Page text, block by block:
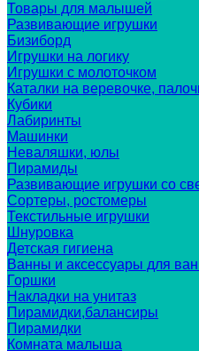
Товары для малышей
Развивающие игрушки
Бизиборд
Игрушки на логику
Игрушки с молоточком
Каталки на веревочке,
Кубики
Лабиринты
Машинки
Неваляшки, юлы
Пирамиды
Развивающие игрушки со
Сортеры, ростомеры
Текстильные игрушки
Шнуровка
Детская гигиена
Ванны и аксессуары для
Горшки
Накладки на унитаз
Пирамидки,балансиры
Пирамидки
Комната малыша